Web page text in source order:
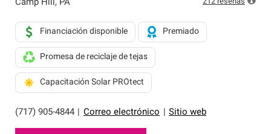
Camp Hill, PA
(717) 905-4844 Correo electrónico Sitio web
Financiación disponible Premiado
Promesa de reciclaje de tejas
Capacitación Solar PROtect